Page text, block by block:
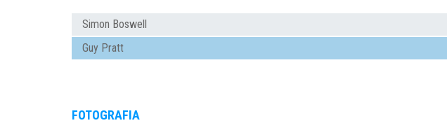
Simon Boswell
Guy Pratt
FOTOGRAFIA